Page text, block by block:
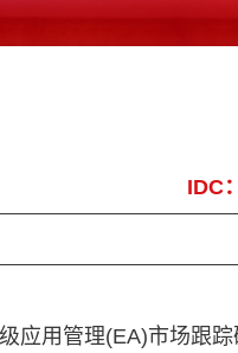
IDC
用管理(EA)市场跟踪